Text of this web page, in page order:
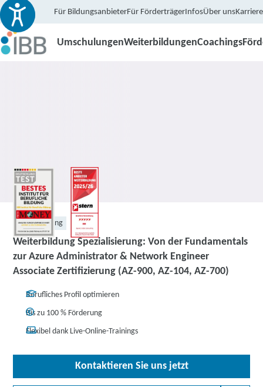
Für BildungsanbieterFür FörderträgerInfosÜber unsKarriere
UmschulungenWeiterbildungenCoachings
Weiterbildung
Weiterbildung Spezialisierung: Von der Fundamentals
zur Azure Administrator & Network Engineer
Associate Zertifizierung (AZ-900, AZ-104, AZ-700)
Berufliches Profil optimieren
Bis zu 100 % Förderung
Flexibel dank Live-Online-Trainings
Kontaktieren Sie uns jetzt